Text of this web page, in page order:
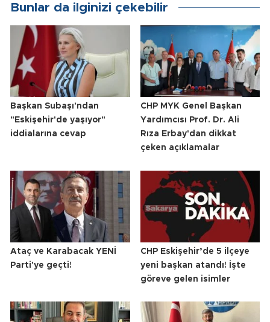
Bunlar da ilginizi çekebilir
Başkan Subaşı'ndan
"Eskişehir'de yaşıyor"
iddialarına cevap
CHP MYK Genel Başkan
Yardımcısı Prof. Dr. Ali
Rıza Erbay'dan dikkat
çeken açıklamalar
Ataç ve Karabacak YENİ
Parti'ye geçti!
CHP Eskişehir’de 5 ilçeye
yeni başkan atandı! İşte
göreve gelen isimler